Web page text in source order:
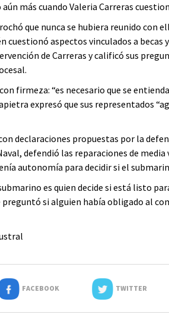
aún más cuando Valeria Carreras
que nunca se hubiera reunido con
cuestionó aspectos vinculados a
de Carreras y calificó sus
firmeza: “es necesario que se
expresó que sus representados
declaraciones propuestas por la
defendió las reparaciones de media
autonomía para decidir si el
es quien decide si está listo
si alguien había obligado al
FACEBOOK TWITTER